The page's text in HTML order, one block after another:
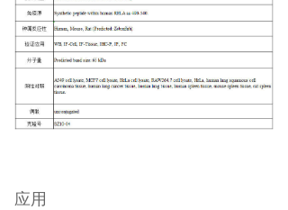
应用